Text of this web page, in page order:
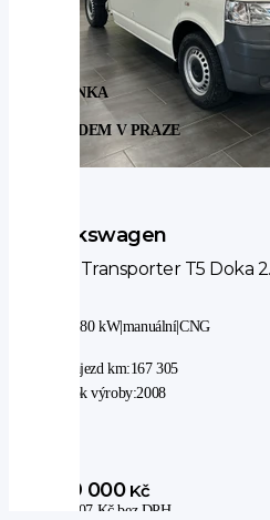
Volkswagen
VW Transporter T5 Doka
|80 kW|manuální|CNG
Nájezd km:167 305
Rok výroby:2008
299 000Kč
247 107 Kčbez DPH
NOVINKA
SKLADEM V PRAZE